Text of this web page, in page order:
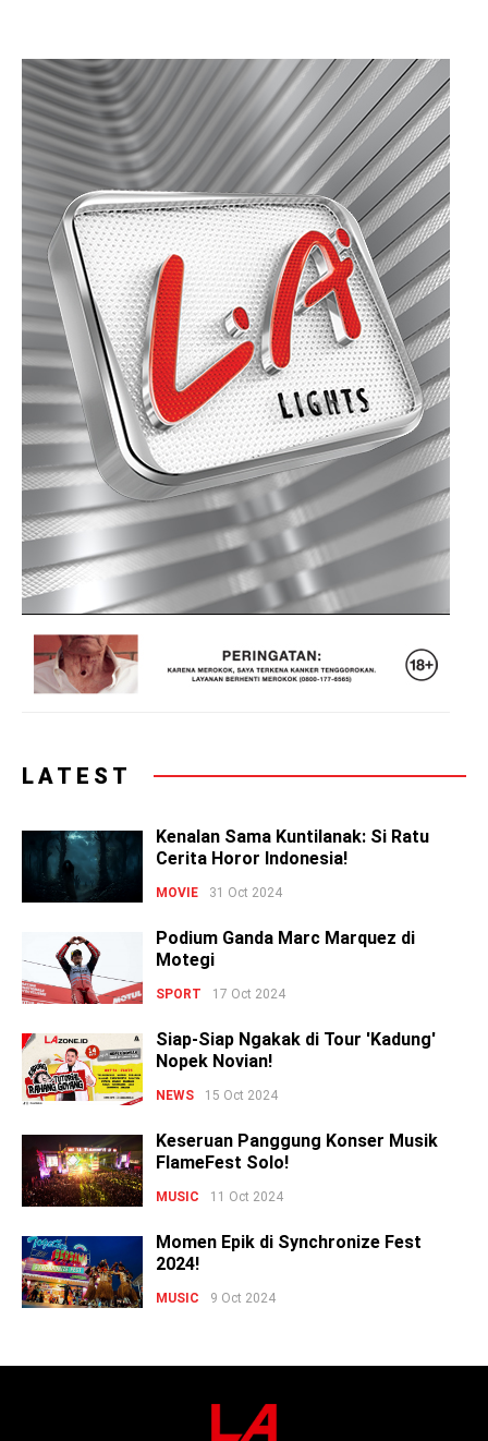
LATEST
Kenalan Sama Kuntilanak: Si Ratu
Cerita Horor Indonesia!
MOVIE 31 Oct 2024
Podium Ganda Marc Marquez di
Motegi
SPORT 17 Oct 2024
Siap-Siap Ngakak di Tour 'Kadung'
Nopek Novian!
NEWS 15 Oct 2024
Keseruan Panggung Konser Musik
FlameFest Solo!
MUSIC 11 Oct 2024
Momen Epik di Synchronize Fest
2024!
MUSIC 9 Oct 2024